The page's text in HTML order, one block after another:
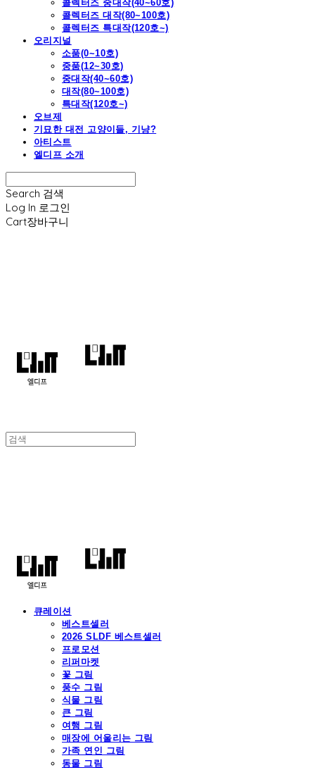
콜렉터즈 중대작(40~60호)
콜렉터즈 대작(80~100호)
콜렉터즈 특대작(120호~)
오리지널
소품(0~10호)
중품(12~30호)
중대작(40~60호)
대작(80~100호)
특대작(120호~)
오브제
기묘한 대전 고양이들, 기냥?
아티스트
엘디프 소개
Search 검색
Log In 로그인
Cart장바구니
큐레이션
베스트셀러
2026 SLDF 베스트셀러
프로모션
리퍼마켓
꽃 그림
풍수 그림
식물 그림
큰 그림
여행 그림
매장에 어울리는 그림
가족 연인 그림
동물 그림